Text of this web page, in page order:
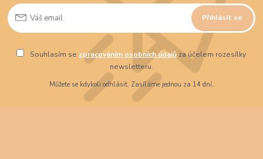
Přihlásit se
Souhlasím se zpracováním osobních údajů za účelem rozesílky
newsletteru.
Můžete se kdykoli odhlásit. Zasíláme jednou za 14 dní.